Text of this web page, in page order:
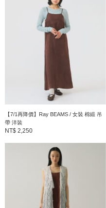
：
表面：纖維
6% 聚氨酯3%
中國製造
61-26-1435-370
【7/1再降價】Ray BEAMS / 女裝 棉緞 吊
帶 洋裝
NT$ 2,250